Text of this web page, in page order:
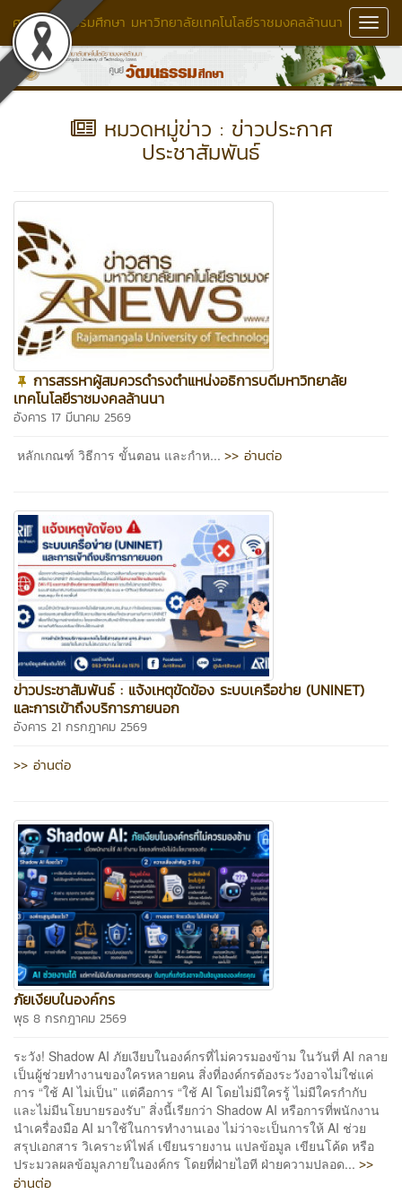
ศูนย์วัฒนธรรมศึกษา มหาวิทยาลัยเทคโนโลยีราชมงคลล้านนา
หมวดหมู่ข่าว : ข่าวประกาศ
ประชาสัมพันธ์
การสรรหาผู้สมควรดำรงตำแหน่งอธิการบดีมหาวิทยาลัย
เทคโนโลยีราชมงคลล้านนา
อังคาร 17 มีนาคม 2569
หลักเกณฑ์ วิธีการ ขั้นตอน และกำห... >> อ่านต่อ
ข่าวประชาสัมพันธ์ : แจ้งเหตุขัดข้อง ระบบเครือข่าย (UNINET)
และการเข้าถึงบริการภายนอก
อังคาร 21 กรกฎาคม 2569
>> อ่านต่อ
ภัยเงียบในองค์กร
พุธ 8 กรกฎาคม 2569
ระวัง! Shadow AI ภัยเงียบในองค์กรที่ไม่ควรมองข้าม ในวันที่ AI กลาย
เป็นผู้ช่วยทำงานของใครหลายคน สิ่งที่องค์กรต้องระวังอาจไม่ใช่แค่
การ “ใช้ AI ไม่เป็น” แต่คือการ “ใช้ AI โดยไม่มีใครรู้ ไม่มีใครกำกับ
และไม่มีนโยบายรองรับ” สิ่งนี้เรียกว่า Shadow AI หรือการที่พนักงาน
นำเครื่องมือ AI มาใช้ในการทำงานเอง ไม่ว่าจะเป็นการให้ AI ช่วย
สรุปเอกสาร วิเคราะห์ไฟล์ เขียนรายงาน แปลข้อมูล เขียนโค้ด หรือ
ประมวลผลข้อมูลภายในองค์กร โดยที่ฝ่ายไอที ฝ่ายความปลอด... >>
อ่านต่อ